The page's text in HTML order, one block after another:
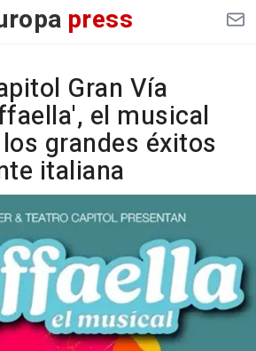
press
Gran Vía
el musical
grandes éxitos
italiana